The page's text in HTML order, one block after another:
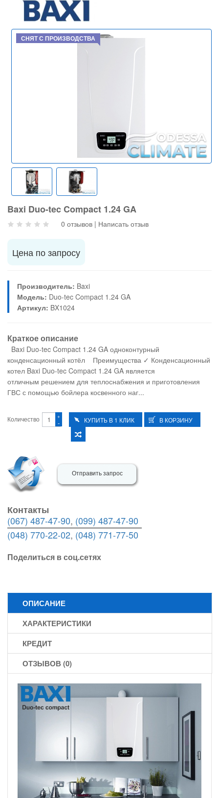
СНЯТ С ПРОИЗВОДСТВА
Baxi Duo-tec Compact 1.24 GA
0 отзывов | Написать отзыв
Цена по запросу
Производитель: Baxi
Модель: Duo-tec Compact 1.24 GA
Артикул: BX1024
Краткое описание
Baxi Duo-tec Compact 1.24 GA одноконтурный
конденсационный котёл Преимущества ✓ Конденсационный
котел Baxi Duo-tec Compact 1.24 GA является
отличным решением для теплоснабжения и приготовления
ГВС с помощью бойлера косвенного наг...
Количество -
+
Отправить запрос
Контакты
(067) 487-47-90, (099) 487-47-90
(048) 770-22-02, (048) 771-77-50
Поделиться в соц.сетях
ОПИСАНИЕ
ХАРАКТЕРИСТИКИ
КРЕДИТ
ОТЗЫВОВ (0)